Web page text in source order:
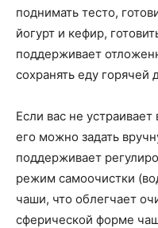
поднимать тесто,
йогурт и кефир,
поддерживает
сохранять еду горячей
Если вас не
его можно задать
поддерживает
режим самоочистки
чаши, что облегчает
сферической форме